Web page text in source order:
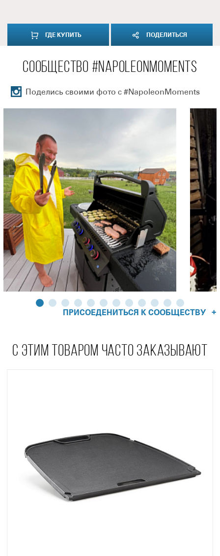
ГДЕ КУПИТЬ ПОДЕЛИТЬСЯ
СООБЩЕСТВО #NAPOLEONMOMENTS
Поделись своими фото с #NapoleonMoments
ПРИСОЕДЕНИТЬСЯ К СООБЩЕСТВУ +
С ЭТИМ ТОВАРОМ ЧАСТО ЗАКАЗЫВАЮТ